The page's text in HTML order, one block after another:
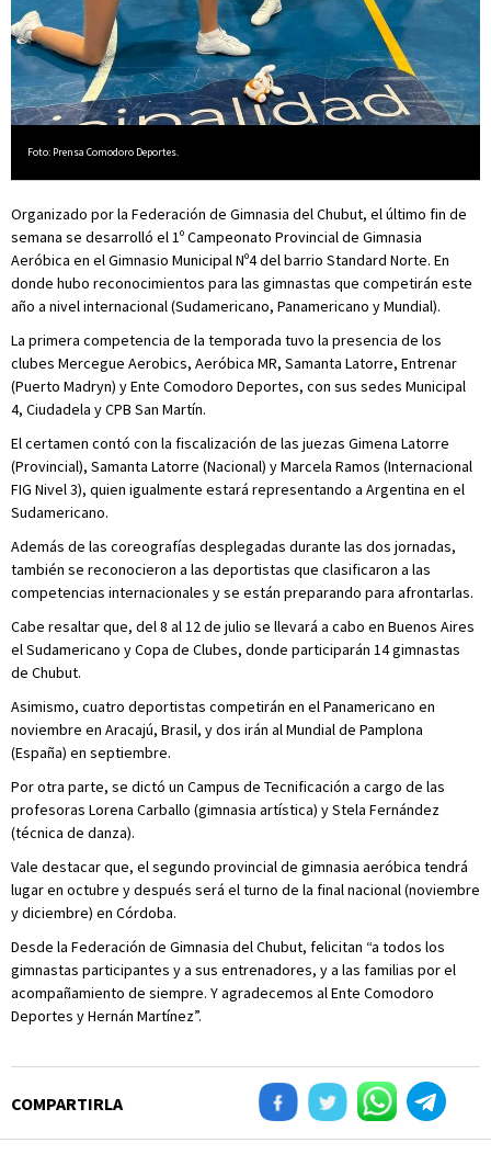
Foto: Prensa Comodoro Deportes.
Organizado por la Federación de Gimnasia del Chubut, el último fin de
semana se desarrolló el 1º Campeonato Provincial de Gimnasia
Aeróbica en el Gimnasio Municipal Nº4 del barrio Standard Norte. En
donde hubo reconocimientos para las gimnastas que competirán este
año a nivel internacional (Sudamericano, Panamericano y Mundial).
La primera competencia de la temporada tuvo la presencia de los
clubes Mercegue Aerobics, Aeróbica MR, Samanta Latorre, Entrenar
(Puerto Madryn) y Ente Comodoro Deportes, con sus sedes Municipal
4, Ciudadela y CPB San Martín.
El certamen contó con la fiscalización de las juezas Gimena Latorre
(Provincial), Samanta Latorre (Nacional) y Marcela Ramos (Internacional
FIG Nivel 3), quien igualmente estará representando a Argentina en el
Sudamericano.
Además de las coreografías desplegadas durante las dos jornadas,
también se reconocieron a las deportistas que clasificaron a las
competencias internacionales y se están preparando para afrontarlas.
Cabe resaltar que, del 8 al 12 de julio se llevará a cabo en Buenos Aires
el Sudamericano y Copa de Clubes, donde participarán 14 gimnastas
de Chubut.
Asimismo, cuatro deportistas competirán en el Panamericano en
noviembre en Aracajú, Brasil, y dos irán al Mundial de Pamplona
(España) en septiembre.
Por otra parte, se dictó un Campus de Tecnificación a cargo de las
profesoras Lorena Carballo (gimnasia artística) y Stela Fernández
(técnica de danza).
Vale destacar que, el segundo provincial de gimnasia aeróbica tendrá
lugar en octubre y después será el turno de la final nacional (noviembre
y diciembre) en Córdoba.
Desde la Federación de Gimnasia del Chubut, felicitan “a todos los
gimnastas participantes y a sus entrenadores, y a las familias por el
acompañamiento de siempre. Y agradecemos al Ente Comodoro
Deportes y Hernán Martínez”.
COMPARTIRLA